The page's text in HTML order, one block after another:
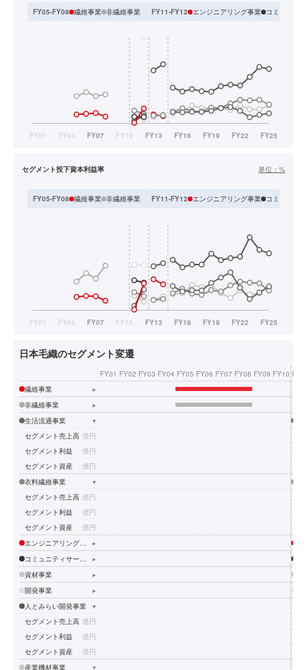
FY05-FY08 繊維事業 非繊維事業 FY11-FY12 エンジニアリング事業 コミュニテ
セグメント投下資本利益率 単位： %
FY05-FY08 繊維事業 非繊維事業 FY11-FY12 エンジニアリング事業 コミュニテ
日本毛織のセグメント変遷
FY01 FY02 FY03 FY04 FY05 FY06 FY07 FY08 FY09 FY10
繊維事業
▸
非繊維事業
▸
生活流通事業
▾
セグメント売上高 億円
セグメント利益
億円
セグメント資産
億円
衣料繊維事業
▾
セグメント売上高 億円
セグメント利益
億円
セグメント資産
億円
▸
▸
資材事業
▸
開発事業
▸
人とみらい開発事業
▾
セグメント売上高 億円
セグメント利益
億円
セグメント資産
億円
産業機材事業
▾